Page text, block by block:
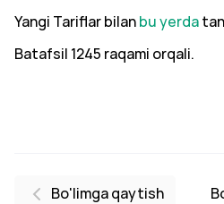
Yangi Tariflar bilanbu yerda
Batafsil 1245 raqami orqali.
Bo'limga qaytish